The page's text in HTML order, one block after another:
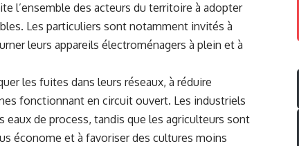
l’ensemble des acteurs du territoire à adopter
Les particuliers sont notamment invités à
leurs appareils électroménagers à plein et à
les fuites dans leurs réseaux, à réduire
fonctionnant en circuit ouvert. Les industriels
eaux de process, tandis que les agriculteurs sont
économe et à favoriser des cultures moins